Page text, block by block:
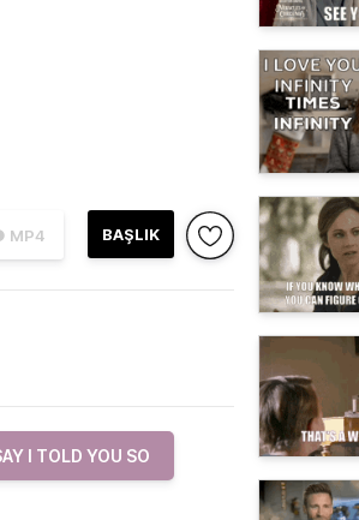
MP4 BAŞLIK
I TOLD YOU SO